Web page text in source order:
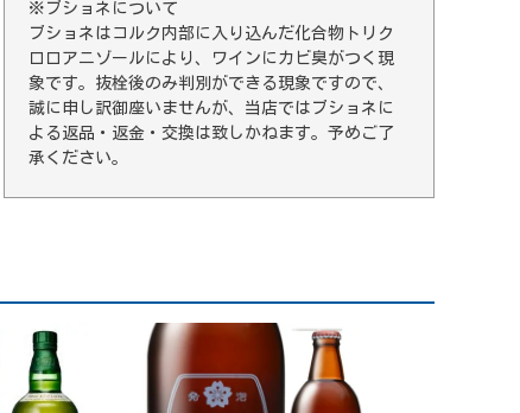
※ブショネについて
ブショネはコルク内部に入り込んだ化合物トリク
ロロアニゾールにより、ワインにカビ臭がつく現
象です。抜栓後のみ判別ができる現象ですので、
誠に申し訳御座いませんが、当店ではブショネに
よる返品・返金・交換は致しかねます。予めご了
承ください。